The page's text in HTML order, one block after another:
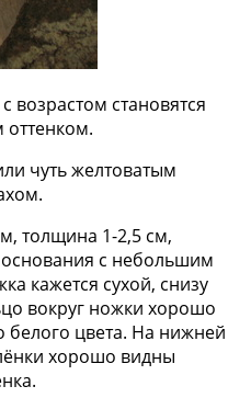
возрастом становятся
оттенком.
чуть желтоватым
толщина 1-2,5 см,
с небольшим
кажется сухой, снизу
вокруг ножки хорошо
цвета. На нижней
хорошо видны